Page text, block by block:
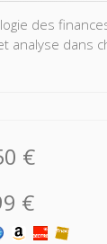
des
analyse dans
€
€